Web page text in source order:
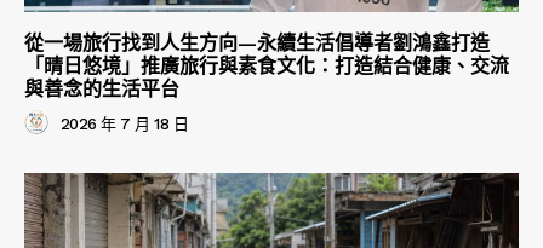
從一場旅行找到人生方向—永續生活倡導者劉鴻鑫打造
「晴日悠境」推廣旅行與素食文化：打造結合健康、交流
與善念的生活平台
2026 年 7 月 18 日